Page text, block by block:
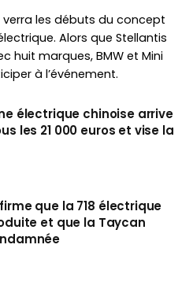
verra les débuts du concept
Alors que Stellantis
huit marques, BMW et Mini
à l’événement.
électrique chinoise arrive
les 21 000 euros et vise la
que la 718 électrique
et que la Taycan